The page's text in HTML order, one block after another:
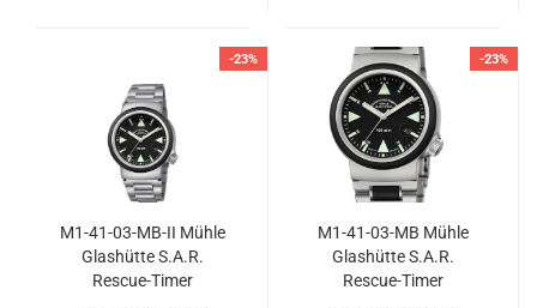
-23%
M1-​41-​03-MB-II Mühle
Glas­hüt­te S.A.R.
Rescue-​​Timer
-23%
M1-​41-​03-MB Mühle
Glas­hüt­te S.A.R.
Rescue-​​Timer